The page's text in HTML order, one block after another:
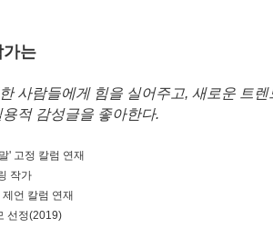
가는
사람들에게 힘을 실어주고, 새로운 트
적 감성글을 좋아한다.
' 고정 칼럼 연재
작가
언 칼럼 연재
선정(2019)